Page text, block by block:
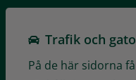
Trafik och
På de här sidorna